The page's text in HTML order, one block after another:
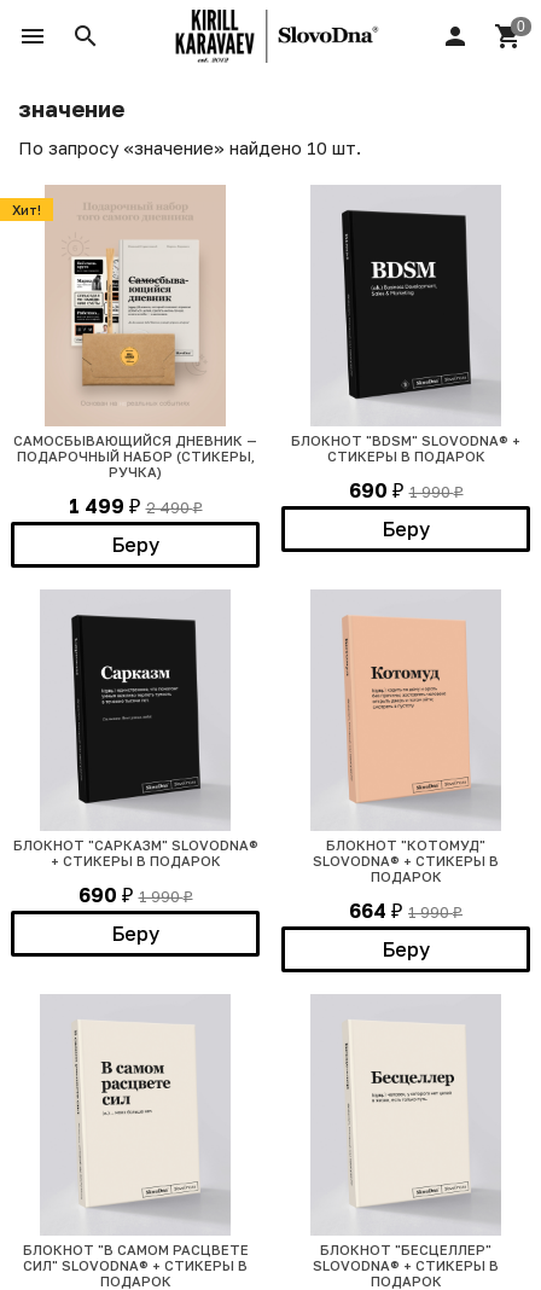
значение
По запросу «значение» найдено 10 шт.
САМОСБЫВАЮЩИЙСЯ ДНЕВНИК —
ПОДАРОЧНЫЙ НАБОР (СТИКЕРЫ,
РУЧКА)
1 499 ₽ 2 490₽
Беру
Хит!
БЛОКНОТ "BDSM" SLOVODNA® +
СТИКЕРЫ В ПОДАРОК
690 ₽ 1 990₽
Беру
БЛОКНОТ "САРКАЗМ" SLOVODNA®
+ СТИКЕРЫ В ПОДАРОК
690 ₽ 1 990₽
Беру
БЛОКНОТ "КОТОМУД"
SLOVODNA® + СТИКЕРЫ В
ПОДАРОК
664 ₽ 1 990₽
Беру
БЛОКНОТ "В САМОМ РАСЦВЕТЕ
СИЛ" SLOVODNA® + СТИКЕРЫ В
ПОДАРОК
БЛОКНОТ "БЕСЦЕЛЛЕР"
SLOVODNA® + СТИКЕРЫ В
ПОДАРОК